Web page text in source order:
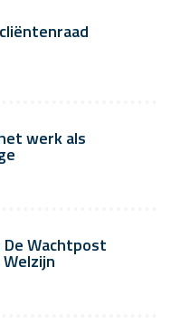
werk als
Wachtpost